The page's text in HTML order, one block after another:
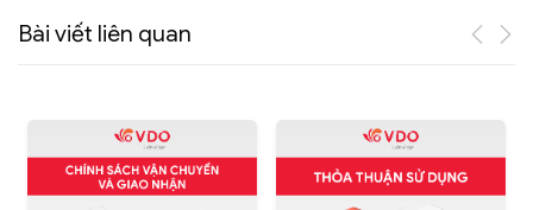
Bài viết liên quan